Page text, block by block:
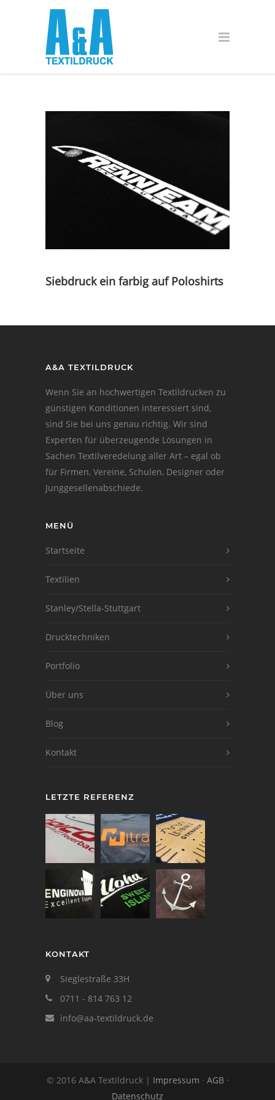
Siebdruck ein farbig auf Poloshirts
A&A TEXTILDRUCK
Wenn Sie an hochwertigen Textildrucken zu
günstigen Konditionen interessiert sind,
sind Sie bei uns genau richtig. Wir sind
Experten für überzeugende Lösungen in
Sachen Textilveredelung aller Art – egal ob
für Firmen, Vereine, Schulen, Designer oder
Junggesellenabschiede.
MENÜ
Startseite
Textilien
Stanley/Stella-Stuttgart
Drucktechniken
Portfolio
Über uns
Blog
Kontakt
LETZTE REFERENZ
KONTAKT
Sieglestraße 33H
0711 - 814 763 12
info@aa-textildruck.de
© 2016 A&A Textildruck | Impressum · AGB·
Datenschutz